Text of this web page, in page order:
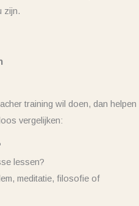
zijn.
training wil doen, dan helpen
vergelijken:
lessen?
meditatie, filosofie of